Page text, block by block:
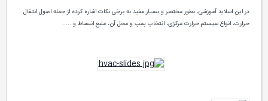
در این اسلاید آموزشی، بطور مختصر و بسیار مفید به برخی نکات اشاره کرده از جمله اصول انتقال
حرارت، انواع سیستم حرارت مرکزی، انتخاپ پمپ و محل آن، منبع انبساط و .....